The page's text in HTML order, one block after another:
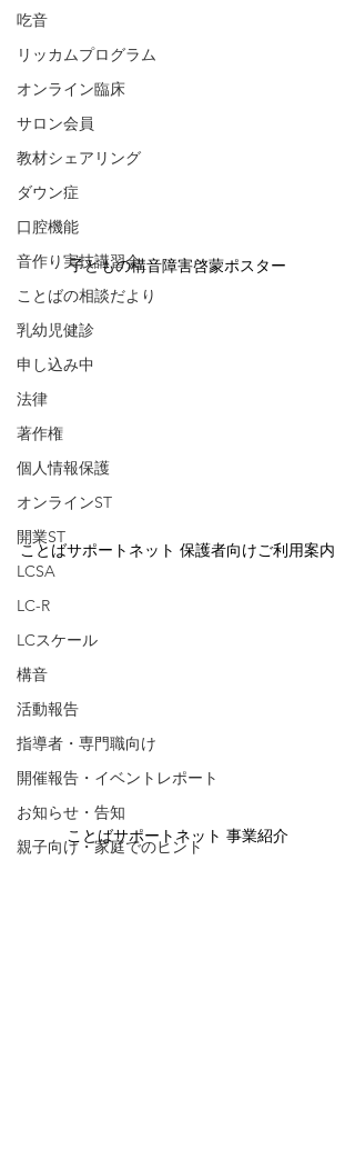
吃音
リッカムプログラム
オンライン臨床
サロン会員
教材シェアリング
ダウン症
口腔機能
音作り実技講習会
ことばの相談だより
乳幼児健診
申し込み中
法律
著作権
個人情報保護
オンラインST
開業ST
LCSA
LC-R
LCスケール
構音
活動報告
指導者・専門職向け
開催報告・イベントレポート
お知らせ・告知
親子向け・家庭でのヒント
子どもの構音障害啓蒙ポスター
ことばサポートネット 保護者向けご利用案内
ことばサポートネット 事業紹介